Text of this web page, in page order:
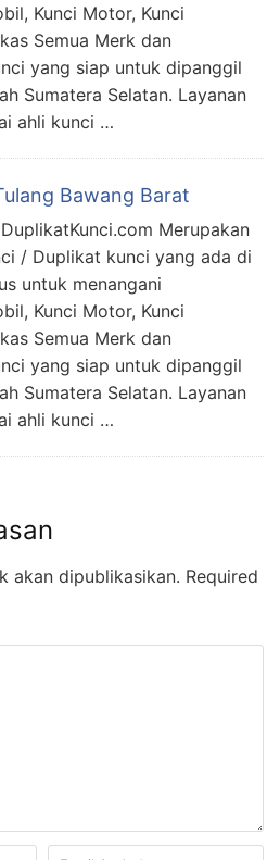
Kunci Motor, Kunci
Semua Merk dan
yang siap untuk dipanggil
Sumatera Selatan. Layanan
ahli kunci …
Bawang Barat
Merupakan
/ Duplikat kunci yang ada di
untuk menangani
Kunci Motor, Kunci
Semua Merk dan
yang siap untuk dipanggil
Sumatera Selatan. Layanan
ahli kunci …
akan dipublikasikan. Required